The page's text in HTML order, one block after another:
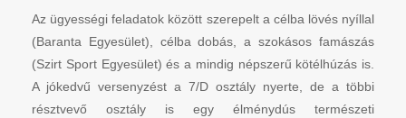
Az ügyességi feladatok között szerepelt a célba lövés nyíllal
(Baranta Egyesület), célba dobás, a szokásos famászás
(Szirt Sport Egyesület) és a mindig népszerű kötélhúzás is.
A jókedvű versenyzést a 7/D osztály nyerte, de a többi
résztvevő osztály is egy élménydús természeti